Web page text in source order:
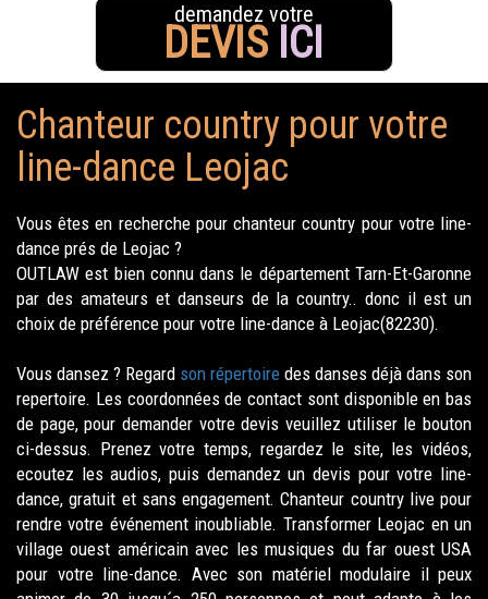
demandez votre
DEVIS ICI
Chanteur country pour votre
line-dance Leojac
Vous êtes en recherche pour chanteur country pour votre line-
dance prés de Leojac ?
OUTLAW est bien connu dans le département Tarn-Et-Garonne
par des amateurs et danseurs de la country.. donc il est un
choix de préférence pour votre line-dance à Leojac(82230).
Vous dansez ? Regard son répertoire des danses déjà dans son
repertoire. Les coordonnées de contact sont disponible en bas
de page, pour demander votre devis veuillez utiliser le bouton
ci-dessus. Prenez votre temps, regardez le site, les vidéos,
ecoutez les audios, puis demandez un devis pour votre line-
dance, gratuit et sans engagement. Chanteur country live pour
rendre votre événement inoubliable. Transformer Leojac en un
village ouest américain avec les musiques du far ouest USA
pour votre line-dance. Avec son matériel modulaire il peux